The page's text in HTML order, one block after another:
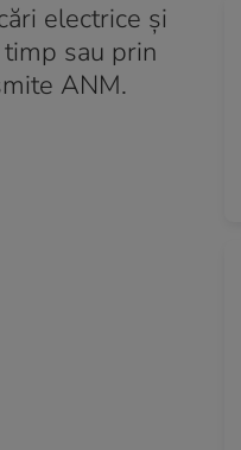
electrice și
sau prin
ANM.